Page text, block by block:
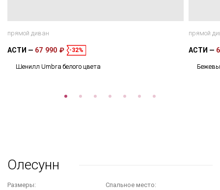
прямой диван
АСТИ 67 990 ₽ -32%
Шенилл Umbra белого цвета
прямой
АСТИ
Олесунн
Размеры:
Cпальное место: